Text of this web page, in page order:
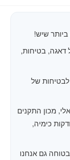
שיש!
דאגה, בטיחות,
של
מכון התקנים
כימיה,
גם אנחנו